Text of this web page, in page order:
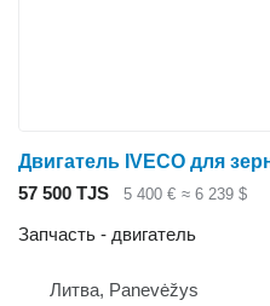
57 500 TJS 5 400 € ≈ 6 239 $
Запчасть - двигатель
Литва, Panevėžys